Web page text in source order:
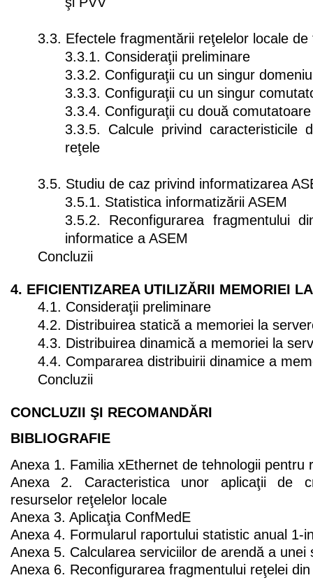
3.3. Efectele fragmentării reţelelor locale de
3.3.1. Consideraţii preliminare
3.3.2. Configuraţii cu un singur
3.3.3. Configuraţii cu un singur
3.3.4. Configuraţii cu două
3.3.5. Calcule privind caracteristicile
reţele
3.5. Studiu de caz privind informatizarea
3.5.1. Statistica informatizării ASEM
3.5.2. Reconfigurarea fragmentului
informatice a ASEM
Concluzii
4. EFICIENTIZAREA UTILIZĂRII MEMORIEI
4.1. Consideraţii preliminare
4.2. Distribuirea statică a memoriei la
4.3. Distribuirea dinamică a memoriei la
4.4. Compararea distribuirii dinamice a
Concluzii
CONCLUZII ŞI RECOMANDĂRI
BIBLIOGRAFIE
Anexa 1. Familia xEthernet de tehnologii pentru
Anexa 2. Caracteristica unor aplicaţii de
resurselor reţelelor locale
Anexa 3. Aplicaţia ConfMedE
Anexa 4. Formularul raportului statistic anual 1-
Anexa 5. Calcularea serviciilor de arendă a unei
Anexa 6. Reconfigurarea fragmentului reţelei